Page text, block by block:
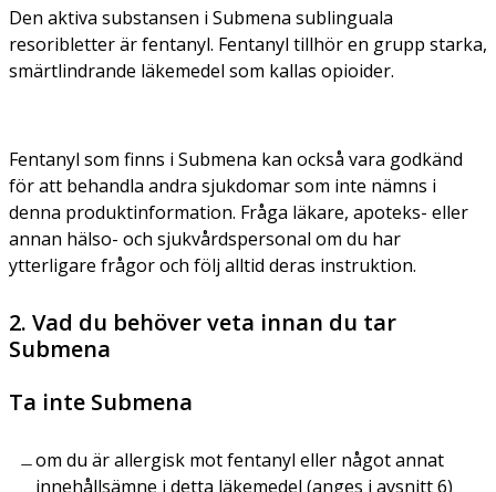
Den aktiva substansen i Submena sublinguala
resoribletter är fentanyl. Fentanyl tillhör en grupp starka,
smärtlindrande läkemedel som kallas opioider.
Fentanyl som finns i Submena kan också vara godkänd
för att behandla andra sjukdomar som inte nämns i
denna produktinformation. Fråga läkare, apoteks- eller
annan hälso- och sjukvårdspersonal om du har
ytterligare frågor och följ alltid deras instruktion.
2. Vad du behöver veta innan du tar
Submena
Ta inte Submena
om du är allergisk mot fentanyl eller något annat
innehållsämne i detta läkemedel (anges i avsnitt 6)